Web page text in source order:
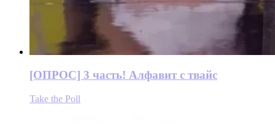
[ОПРОС] 3 часть! Алфавит с твайс
Take the Poll